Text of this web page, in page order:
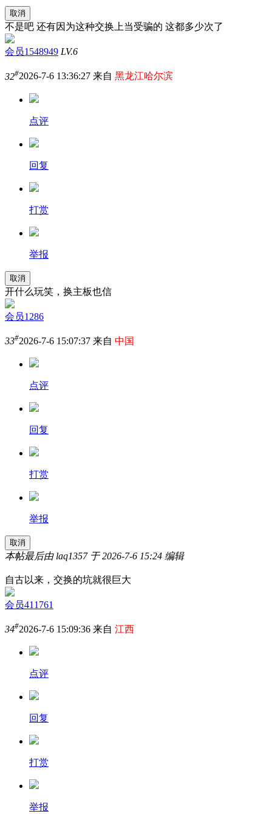
取消
不是吧 还有因为这种交换上当受骗的 这都多少次了
会员1548949 LV.6
32#2026-7-6 13:36:27 来自 黑龙江哈尔滨
点评
回复
打赏
举报
取消
开什么玩笑，换主板也信
会员1286
33#2026-7-6 15:07:37 来自 中国
点评
回复
打赏
举报
取消
本帖最后由 laq1357 于 2026-7-6 15:24 编辑
自古以来，交换的坑就很巨大
会员411761
34#2026-7-6 15:09:36 来自 江西
点评
回复
打赏
举报